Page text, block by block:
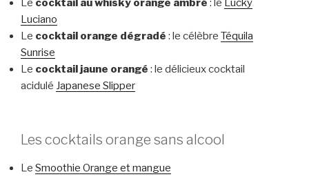
Le cocktail au whisky orange ambré : le Lucky
Luciano
Le cocktail orange dégradé : le célèbre Téquila
Sunrise
Le cocktail jaune orangé : le délicieux cocktail
acidulé Japanese Slipper
Les cocktails orange sans alcool
Le Smoothie Orange et mangue